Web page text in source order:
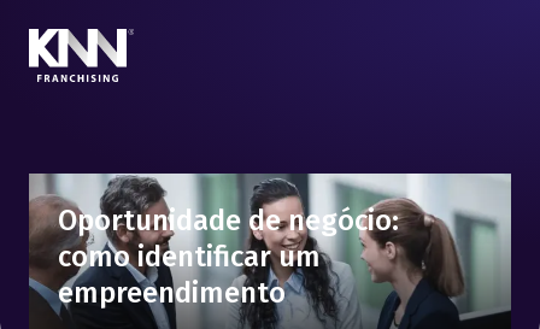
Oportunidade de negócio:
como identificar um
empreendimento